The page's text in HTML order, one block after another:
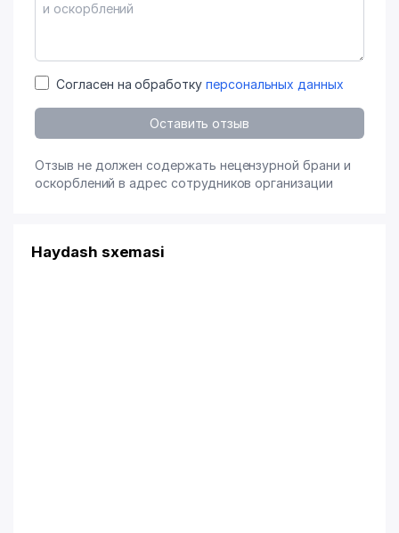
Согласен на обработку персональных данных
Оставить отзыв
Отзыв не должен содержать нецензурной брани и
оскорблений в адрес сотрудников организации
Haydash sxemasi